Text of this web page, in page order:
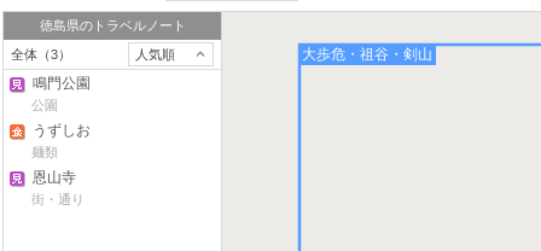
徳島県のトラベルノート
全体（3）
人気順
鳴門公園
公園
うずしお
麺類
恩山寺
街・通り
大歩危・祖谷・剣山